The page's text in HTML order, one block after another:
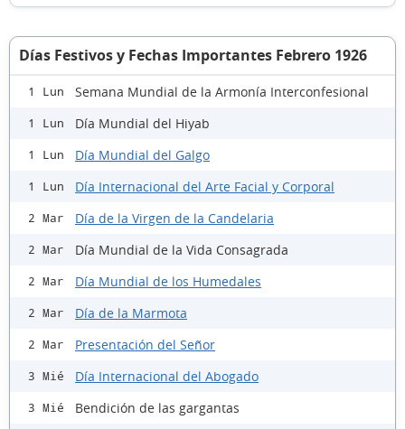
Días Festivos y Fechas Importantes Febrero 1926
1 Lun Semana Mundial de la Armonía Interconfesional
1 Lun Día Mundial del Hiyab
1 Lun Día Mundial del Galgo
1 Lun Día Internacional del Arte Facial y Corporal
2 Mar Día de la Virgen de la Candelaria
2 Mar Día Mundial de la Vida Consagrada
2 Mar Día Mundial de los Humedales
2 Mar Día de la Marmota
2 Mar Presentación del Señor
3 Mié Día Internacional del Abogado
3 Mié Bendición de las gargantas